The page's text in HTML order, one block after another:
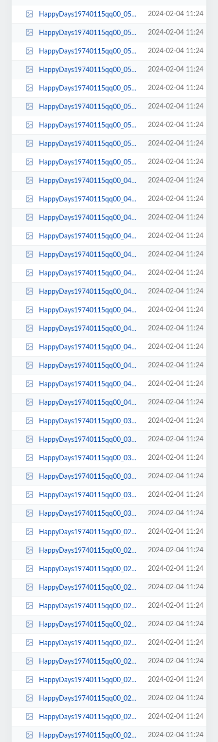
HappyDays19740115qq00_05_47qq00058.jpg 2024-02-04 11:24
HappyDays19740115qq00_05_46qq00057.jpg 2024-02-04 11:24
HappyDays19740115qq00_05_39qq00056.jpg 2024-02-04 11:24
HappyDays19740115qq00_05_35qq00055.jpg 2024-02-04 11:24
HappyDays19740115qq00_05_33qq00054.jpg 2024-02-04 11:24
HappyDays19740115qq00_05_30qq00053.jpg 2024-02-04 11:24
HappyDays19740115qq00_05_25qq00052.jpg 2024-02-04 11:24
HappyDays19740115qq00_05_18qq00051.jpg 2024-02-04 11:24
HappyDays19740115qq00_05_16qq00050.jpg 2024-02-04 11:24
HappyDays19740115qq00_04_54qq00049.jpg 2024-02-04 11:24
HappyDays19740115qq00_04_51qq00048.jpg 2024-02-04 11:24
HappyDays19740115qq00_04_49qq00047.jpg 2024-02-04 11:24
HappyDays19740115qq00_04_47qq00046.jpg 2024-02-04 11:24
HappyDays19740115qq00_04_45qq00045.jpg 2024-02-04 11:24
HappyDays19740115qq00_04_43qq00044.jpg 2024-02-04 11:24
HappyDays19740115qq00_04_41qq00043.jpg 2024-02-04 11:24
HappyDays19740115qq00_04_37qq00042.jpg 2024-02-04 11:24
HappyDays19740115qq00_04_35qq00041.jpg 2024-02-04 11:24
HappyDays19740115qq00_04_28qq00040.jpg 2024-02-04 11:24
HappyDays19740115qq00_04_27qq00039.jpg 2024-02-04 11:24
HappyDays19740115qq00_04_21qq00038.jpg 2024-02-04 11:24
HappyDays19740115qq00_04_16qq00037.jpg 2024-02-04 11:24
HappyDays19740115qq00_03_56qq00036.jpg 2024-02-04 11:24
HappyDays19740115qq00_03_51qq00035.jpg 2024-02-04 11:24
HappyDays19740115qq00_03_34qq00034.jpg 2024-02-04 11:24
HappyDays19740115qq00_03_28qq00033.jpg 2024-02-04 11:24
HappyDays19740115qq00_03_04qq00032.jpg 2024-02-04 11:24
HappyDays19740115qq00_03_00qq00031.jpg 2024-02-04 11:24
HappyDays19740115qq00_02_59qq00030.jpg 2024-02-04 11:24
HappyDays19740115qq00_02_57qq00029.jpg 2024-02-04 11:24
HappyDays19740115qq00_02_45qq00028.jpg 2024-02-04 11:24
HappyDays19740115qq00_02_36qq00027.jpg 2024-02-04 11:24
HappyDays19740115qq00_02_34qq00026.jpg 2024-02-04 11:24
HappyDays19740115qq00_02_29qq00025.jpg 2024-02-04 11:24
HappyDays19740115qq00_02_28qq00024.jpg 2024-02-04 11:24
HappyDays19740115qq00_02_26qq00023.jpg 2024-02-04 11:24
HappyDays19740115qq00_02_25qq00022.jpg 2024-02-04 11:24
HappyDays19740115qq00_02_22qq00021.jpg 2024-02-04 11:24
HappyDays19740115qq00_02_19qq00020.jpg 2024-02-04 11:24
HappyDays19740115qq00_02_15qq00019.jpg 2024-02-04 11:24